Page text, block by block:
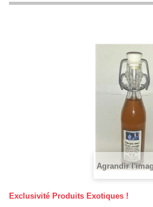
Agrandir
Exclusivité Produits Exotiques !